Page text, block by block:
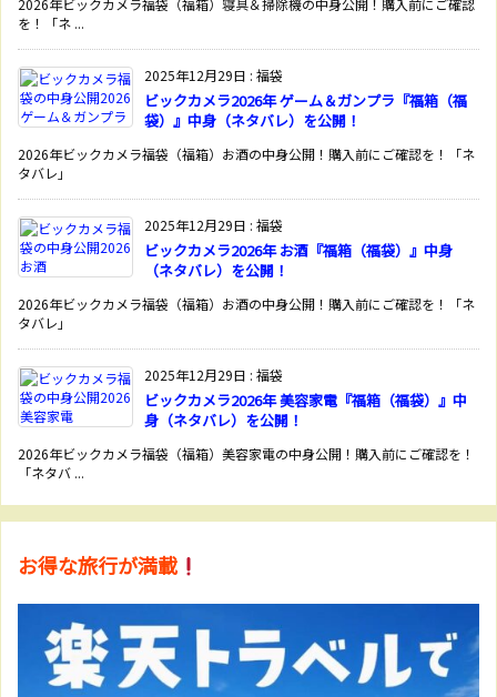
2026年ビックカメラ福袋（福箱）寝具＆掃除機の中身公開！購入前にご確認
を！「ネ ...
2025年12月29日 : 福袋
ビックカメラ2026年 ゲーム＆ガンプラ『福箱（福
袋）』中身（ネタバレ）を公開！
2026年ビックカメラ福袋（福箱）お酒の中身公開！購入前にご確認を！「ネ
タバレ」
2025年12月29日 : 福袋
ビックカメラ2026年 お酒『福箱（福袋）』中身
（ネタバレ）を公開！
2026年ビックカメラ福袋（福箱）お酒の中身公開！購入前にご確認を！「ネ
タバレ」
2025年12月29日 : 福袋
ビックカメラ2026年 美容家電『福箱（福袋）』中
身（ネタバレ）を公開！
2026年ビックカメラ福袋（福箱）美容家電の中身公開！購入前にご確認を！
「ネタバ ...
お得な旅行が満載